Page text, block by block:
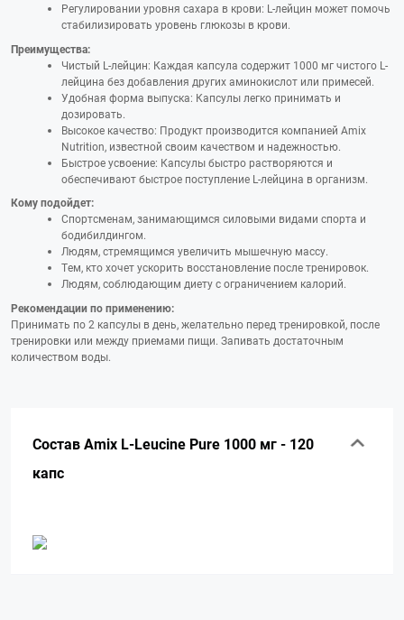
Регулировании уровня сахара в крови: L-лейцин может помочь
стабилизировать уровень глюкозы в крови.
Преимущества:
Чистый L-лейцин: Каждая капсула содержит 1000 мг чистого L-
лейцина без добавления других аминокислот или примесей.
Удобная форма выпуска: Капсулы легко принимать и
дозировать.
Высокое качество: Продукт производится компанией Amix
Nutrition, известной своим качеством и надежностью.
Быстрое усвоение: Капсулы быстро растворяются и
обеспечивают быстрое поступление L-лейцина в организм.
Кому подойдет:
Спортсменам, занимающимся силовыми видами спорта и
бодибилдингом.
Людям, стремящимся увеличить мышечную массу.
Тем, кто хочет ускорить восстановление после тренировок.
Людям, соблюдающим диету с ограничением калорий.
Рекомендации по применению:
Принимать по 2 капсулы в день, желательно перед тренировкой, после
тренировки или между приемами пищи. Запивать достаточным
количеством воды.
Состав Amix L-Leucine Pure 1000 мг - 120
капс